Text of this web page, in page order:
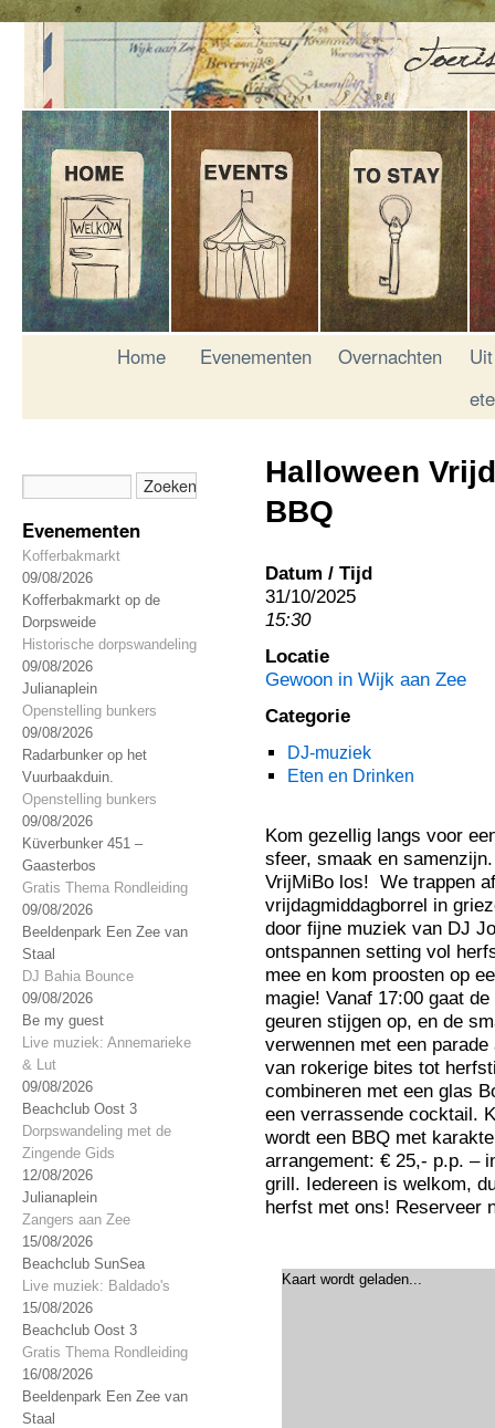
Home Evenementen Overnachten
Uit
Evenementen
Kofferbakmarkt
09/08/2026
Kofferbakmarkt op de
Dorpsweide
Historische dorpswandeling
09/08/2026
Julianaplein
Openstelling bunkers
09/08/2026
Radarbunker op het
Vuurbaakduin.
Openstelling bunkers
09/08/2026
Küverbunker 451 –
Gaasterbos
Gratis Thema Rondleiding
09/08/2026
Beeldenpark Een Zee van
Staal
DJ Bahia Bounce
09/08/2026
Be my guest
Live muziek: Annemarieke
& Lut
09/08/2026
Beachclub Oost 3
Dorpswandeling met de
Zingende Gids
12/08/2026
Julianaplein
Zangers aan Zee
15/08/2026
Beachclub SunSea
Live muziek: Baldado's
15/08/2026
Beachclub Oost 3
Gratis Thema Rondleiding
16/08/2026
Beeldenpark Een Zee van
Staal
Halloween
BBQ
Datum / Tijd
31/10/2025
15:30
Locatie
Gewoon in Wijk aan Zee
Categorie
DJ-muziek
Eten en Drinken
Kom gezellig langs voor
sfeer, smaak en
VrijMiBo los! We trappen
vrijdagmiddagborrel in
door fijne muziek van DJ
ontspannen setting vol
mee en kom proosten op
magie! Vanaf 17:00 gaat
geuren stijgen op, en de
verwennen met een
van rokerige bites tot
combineren met een glas
een verrassende cocktail.
wordt een BBQ met
arrangement: € 25,- p.p. –
grill. Iedereen is welkom,
herfst met ons! Reserveer
Kaart wordt geladen...